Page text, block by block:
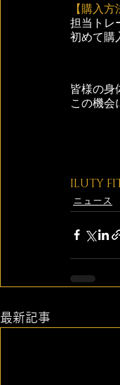
【購入方
担当トレ
初めて購
皆様の身
この機会
ILUTY
ニュース
最新記事